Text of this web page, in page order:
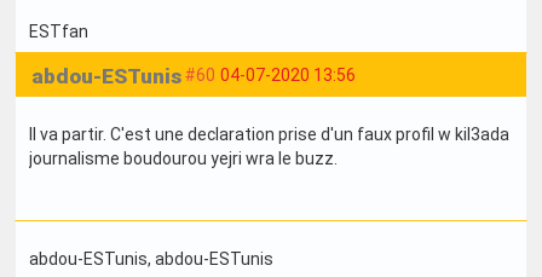
ESTfan
#60 04-07-2020 13:56
abdou-ESTunis
Il va partir. C'est une declaration prise d'un faux profil w kil3ada
journalisme boudourou yejri wra le buzz.
abdou-ESTunis, abdou-ESTunis